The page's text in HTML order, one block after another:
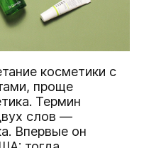
косметики с
проще
Термин
слов —
Впервые он